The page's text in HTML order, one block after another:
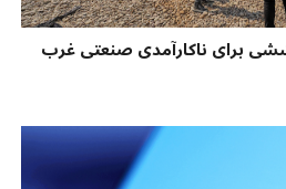
برای ناکارآمدی صنعتی غرب